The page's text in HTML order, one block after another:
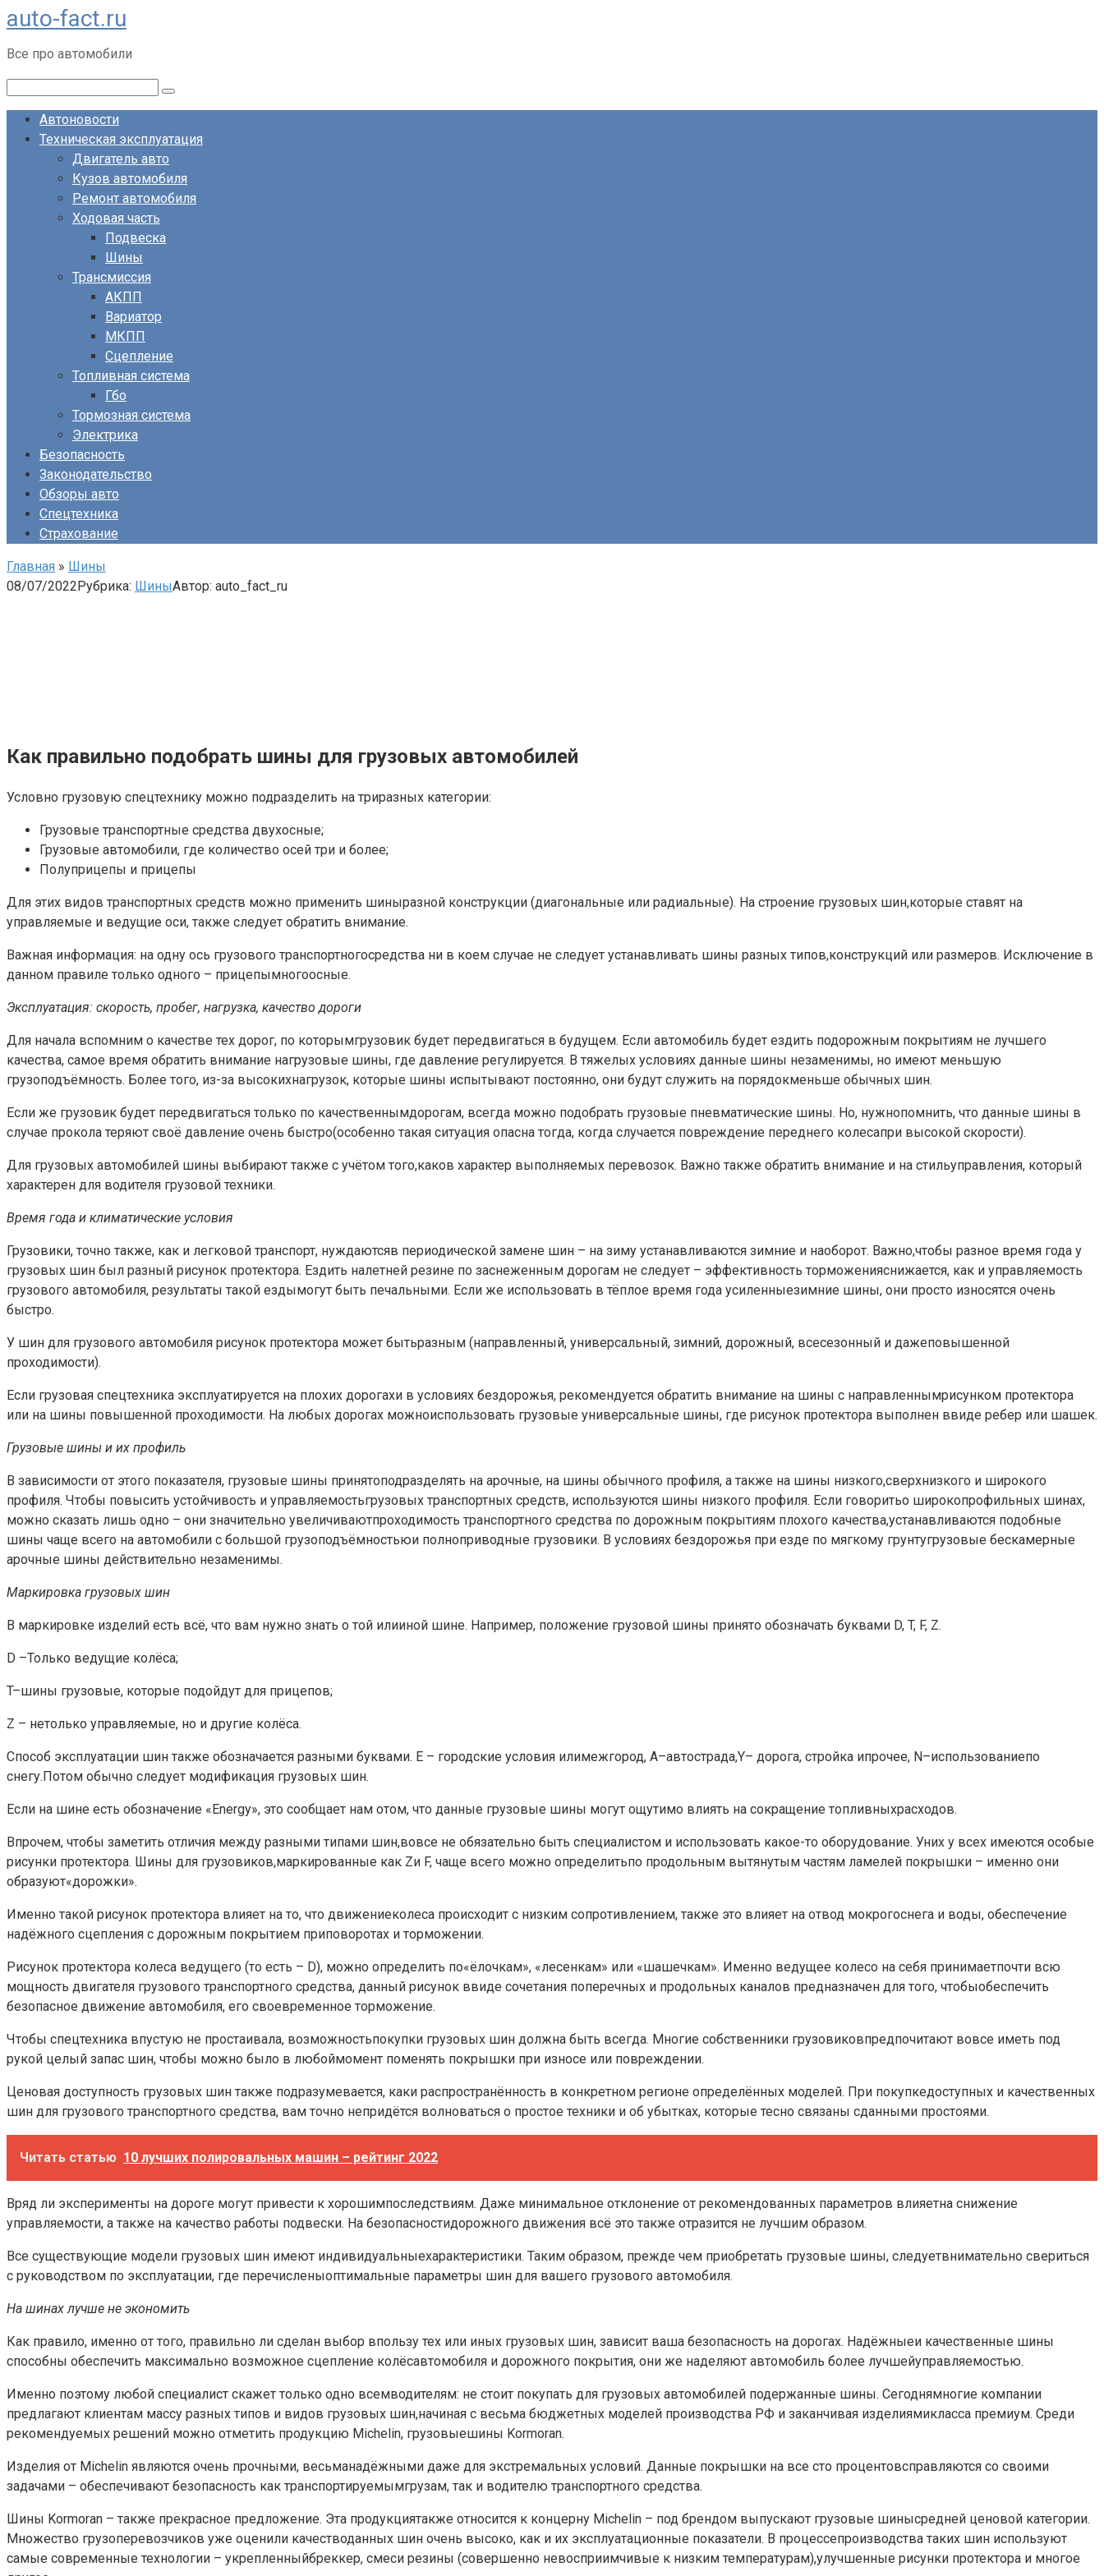
Перейти
к
контенту
auto-fact.ru
Все про автомобили
Автоновости
Техническая эксплуатация
Двигатель авто
Кузов автомобиля
Ремонт автомобиля
Ходовая часть
Подвеска
Шины
Трансмиссия
АКПП
Вариатор
МКПП
Сцепление
Топливная система
Гбо
Тормозная система
Электрика
Безопасность
Законодательство
Обзоры авто
Спецтехника
Страхование
Главная » Шины
08/07/2022Рубрика: ШиныАвтор: auto_fact_ru
Как правильно подобрать шины для грузовых автомобилей
Условно грузовую спецтехнику можно подразделить на триразных категории:
Грузовые транспортные средства двухосные;
Грузовые автомобили, где количество осей три и более;
Полуприцепы и прицепы
Для этих видов транспортных средств можно применить шиныразной конструкции (диагональные или радиальные). На строение грузовых шин,которые ставят на
управляемые и ведущие оси, также следует обратить внимание.
Важная информация: на одну ось грузового транспортногосредства ни в коем случае не следует устанавливать шины разных типов,конструкций или размеров. Исключение в
данном правиле только одного – прицепымногоосные.
Эксплуатация: скорость, пробег, нагрузка, качество дороги
Для начала вспомним о качестве тех дорог, по которымгрузовик будет передвигаться в будущем. Если автомобиль будет ездить подорожным покрытиям не лучшего
качества, самое время обратить внимание нагрузовые шины, где давление регулируется. В тяжелых условиях данные шины незаменимы, но имеют меньшую
грузоподъёмность. Более того, из-за высокихнагрузок, которые шины испытывают постоянно, они будут служить на порядокменьше обычных шин.
Если же грузовик будет передвигаться только по качественнымдорогам, всегда можно подобрать грузовые пневматические шины. Но, нужнопомнить, что данные шины в
случае прокола теряют своё давление очень быстро(особенно такая ситуация опасна тогда, когда случается повреждение переднего колесапри высокой скорости).
Для грузовых автомобилей шины выбирают также с учётом того,каков характер выполняемых перевозок. Важно также обратить внимание и на стильуправления, который
характерен для водителя грузовой техники.
Время года и климатические условия
Грузовики, точно также, как и легковой транспорт, нуждаютсяв периодической замене шин – на зиму устанавливаются зимние и наоборот. Важно,чтобы разное время года у
грузовых шин был разный рисунок протектора. Ездить налетней резине по заснеженным дорогам не следует – эффективность торможенияснижается, как и управляемость
грузового автомобиля, результаты такой ездымогут быть печальными. Если же использовать в тёплое время года усиленныезимние шины, они просто износятся очень
быстро.
У шин для грузового автомобиля рисунок протектора может бытьразным (направленный, универсальный, зимний, дорожный, всесезонный и дажеповышенной
проходимости).
Если грузовая спецтехника эксплуатируется на плохих дорогахи в условиях бездорожья, рекомендуется обратить внимание на шины с направленнымрисунком протектора
или на шины повышенной проходимости. На любых дорогах можноиспользовать грузовые универсальные шины, где рисунок протектора выполнен ввиде ребер или шашек.
Грузовые шины и их профиль
В зависимости от этого показателя, грузовые шины принятоподразделять на арочные, на шины обычного профиля, а также на шины низкого,сверхнизкого и широкого
профиля. Чтобы повысить устойчивость и управляемостьгрузовых транспортных средств, используются шины низкого профиля. Если говоритьо широкопрофильных шинах,
можно сказать лишь одно – они значительно увеличиваютпроходимость транспортного средства по дорожным покрытиям плохого качества,устанавливаются подобные
шины чаще всего на автомобили с большой грузоподъёмностьюи полноприводные грузовики. В условиях бездорожья при езде по мягкому грунтугрузовые бескамерные
арочные шины действительно незаменимы.
Маркировка грузовых шин
В маркировке изделий есть всё, что вам нужно знать о той илииной шине. Например, положение грузовой шины принято обозначать буквами D, T, F, Z.
D –Только ведущие колёса;
T–шины грузовые, которые подойдут для прицепов;
Z – нетолько управляемые, но и другие колёса.
Способ эксплуатации шин также обозначается разными буквами. E – городские условия илимежгород, A–автострада,Y– дорога, стройка ипрочее, N–использованиепо
снегу.Потом обычно следует модификация грузовых шин.
Если на шине есть обозначение «Energy», это сообщает нам отом, что данные грузовые шины могут ощутимо влиять на сокращение топливныхрасходов.
Впрочем, чтобы заметить отличия между разными типами шин,вовсе не обязательно быть специалистом и использовать какое-то оборудование. Уних у всех имеются особые
рисунки протектора. Шины для грузовиков,маркированные как Zи F, чаще всего можно определитьпо продольным вытянутым частям ламелей покрышки – именно они
образуют«дорожки».
Именно такой рисунок протектора влияет на то, что движениеколеса происходит с низким сопротивлением, также это влияет на отвод мокрогоснега и воды, обеспечение
надёжного сцепления с дорожным покрытием приповоротах и торможении.
Рисунок протектора колеса ведущего (то есть – D), можно определить по«ёлочкам», «лесенкам» или «шашечкам». Именно ведущее колесо на себя принимаетпочти всю
мощность двигателя грузового транспортного средства, данный рисунок ввиде сочетания поперечных и продольных каналов предназначен для того, чтобыобеспечить
безопасное движение автомобиля, его своевременное торможение.
Чтобы спецтехника впустую не простаивала, возможностьпокупки грузовых шин должна быть всегда. Многие собственники грузовиковпредпочитают вовсе иметь под
рукой целый запас шин, чтобы можно было в любоймомент поменять покрышки при износе или повреждении.
Ценовая доступность грузовых шин также подразумевается, каки распространённость в конкретном регионе определённых моделей. При покупкедоступных и качественных
шин для грузового транспортного средства, вам точно непридётся волноваться о простое техники и об убытках, которые тесно связаны сданными простоями.
Читать статью 10 лучших полировальных машин – рейтинг 2022
Вряд ли эксперименты на дороге могут привести к хорошимпоследствиям. Даже минимальное отклонение от рекомендованных параметров влияетна снижение
управляемости, а также на качество работы подвески. На безопасностидорожного движения всё это также отразится не лучшим образом.
Все существующие модели грузовых шин имеют индивидуальныехарактеристики. Таким образом, прежде чем приобретать грузовые шины, следуетвнимательно свериться
с руководством по эксплуатации, где перечисленыоптимальные параметры шин для вашего грузового автомобиля.
На шинах лучше не экономить
Как правило, именно от того, правильно ли сделан выбор впользу тех или иных грузовых шин, зависит ваша безопасность на дорогах. Надёжныеи качественные шины
способны обеспечить максимально возможное сцепление колёсавтомобиля и дорожного покрытия, они же наделяют автомобиль более лучшейуправляемостью.
Именно поэтому любой специалист скажет только одно всемводителям: не стоит покупать для грузовых автомобилей подержанные шины. Сегоднямногие компании
предлагают клиентам массу разных типов и видов грузовых шин,начиная с весьма бюджетных моделей производства РФ и заканчивая изделиямикласса премиум. Среди
рекомендуемых решений можно отметить продукцию Michelin, грузовыешины Kormoran.
Изделия от Michelin являются очень прочными, весьманадёжными даже для экстремальных условий. Данные покрышки на все сто процентовсправляются со своими
задачами – обеспечивают безопасность как транспортируемымгрузам, так и водителю транспортного средства.
Шины Kormoran – также прекрасное предложение. Эта продукциятакже относится к концерну Michelin – под брендом выпускают грузовые шинысредней ценовой категории.
Множество грузоперевозчиков уже оценили качестводанных шин очень высоко, как и их эксплуатационные показатели. В процессепроизводства таких шин используют
самые современные технологии – укрепленныйбреккер, смеси резины (совершенно невосприимчивые к низким температурам),улучшенные рисунки протектора и многое